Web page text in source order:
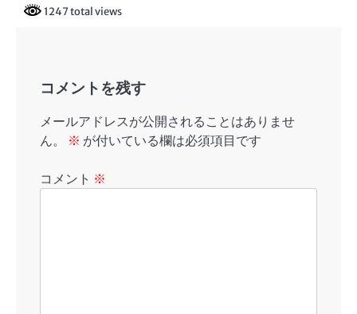
1247 total views
コメントを残す
メールアドレスが公開されることはありませ
ん。
※ が付いている欄は必須項目です
コメント ※